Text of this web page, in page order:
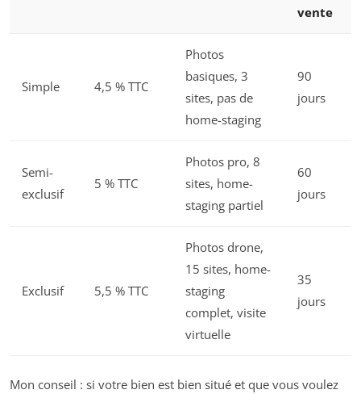
vente
Simple 4,5 % TTC
Photos
basiques, 3
sites, pas de
home-staging
90
jours
Semi-
exclusif
5 % TTC
Photos pro, 8
sites, home-
staging partiel
60
jours
Exclusif 5,5 % TTC
Photos drone,
15 sites, home-
staging
complet, visite
virtuelle
35
jours
Mon conseil : si votre bien est bien situé et que vous voulez